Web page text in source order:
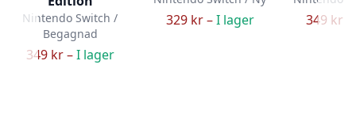
Nintendo Switch /
Begagnad
349 kr –I lager
329 kr –I lager 349 kr –